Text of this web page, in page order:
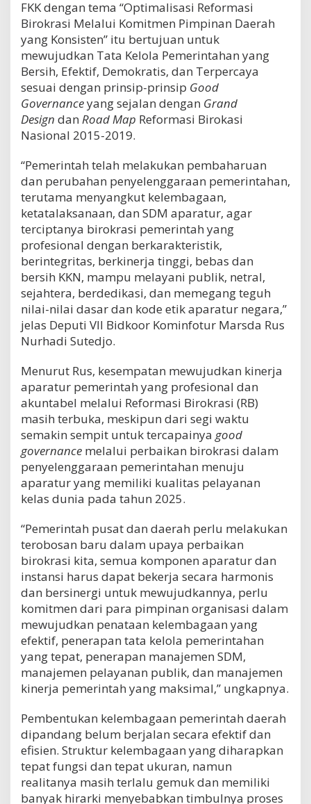
FKK dengan tema “Optimalisasi Reformasi
Birokrasi Melalui Komitmen Pimpinan Daerah
yang Konsisten” itu bertujuan untuk
mewujudkan Tata Kelola Pemerintahan yang
Bersih, Efektif, Demokratis, dan Terpercaya
sesuai dengan prinsip-prinsip Good
Governanceyang sejalan dengan Grand
Design dan Road Map Reformasi Birokasi
Nasional 2015-2019.
“Pemerintah telah melakukan pembaharuan
dan perubahan penyelenggaraan pemerintahan,
terutama menyangkut kelembagaan,
ketatalaksanaan, dan SDM aparatur, agar
terciptanya birokrasi pemerintah yang
profesional dengan berkarakteristik,
berintegritas, berkinerja tinggi, bebas dan
bersih KKN, mampu melayani publik, netral,
sejahtera, berdedikasi, dan memegang teguh
nilai-nilai dasar dan kode etik aparatur negara,”
jelas Deputi VII Bidkoor Kominfotur Marsda Rus
Nurhadi Sutedjo.
Menurut Rus, kesempatan mewujudkan kinerja
aparatur pemerintah yang profesional dan
akuntabel melalui Reformasi Birokrasi (RB)
masih terbuka, meskipun dari segi waktu
semakin sempit untuk tercapainya good
governance melalui perbaikan birokrasi dalam
penyelenggaraan pemerintahan menuju
aparatur yang memiliki kualitas pelayanan
kelas dunia pada tahun 2025.
“Pemerintah pusat dan daerah perlu melakukan
terobosan baru dalam upaya perbaikan
birokrasi kita, semua komponen aparatur dan
instansi harus dapat bekerja secara harmonis
dan bersinergi untuk mewujudkannya, perlu
komitmen dari para pimpinan organisasi dalam
mewujudkan penataan kelembagaan yang
efektif, penerapan tata kelola pemerintahan
yang tepat, penerapan manajemen SDM,
manajemen pelayanan publik, dan manajemen
kinerja pemerintah yang maksimal,” ungkapnya.
Pembentukan kelembagaan pemerintah daerah
dipandang belum berjalan secara efektif dan
efisien. Struktur kelembagaan yang diharapkan
tepat fungsi dan tepat ukuran, namun
realitanya masih terlalu gemuk dan memiliki
banyak hirarki menyebabkan timbulnya proses